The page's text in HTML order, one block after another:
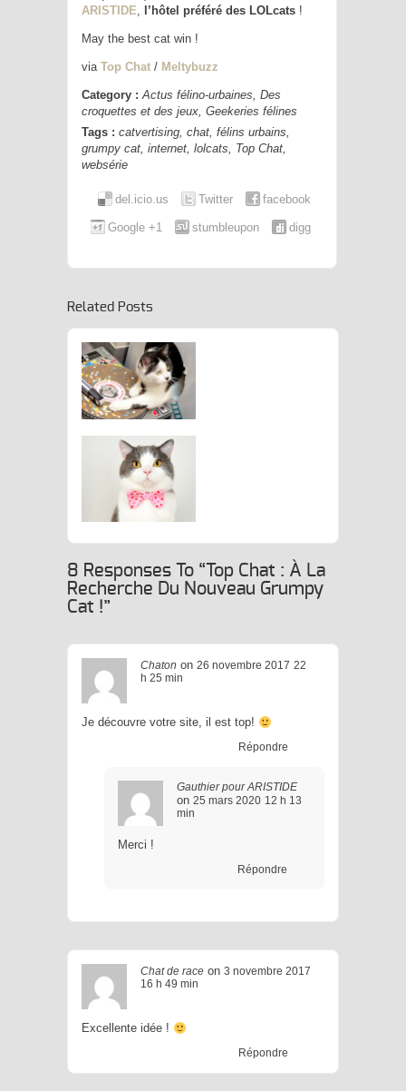
ARISTIDE, l’hôtel préféré des LOLcats !
May the best cat win !
via Top Chat / Meltybuzz
Category :Actus félino-urbaines, Des
croquettes et des jeux, Geekeries félines
Tags : catvertising, chat, félins urbains,
grumpy cat, internet, lolcats, Top Chat,
websérie
facebook
Twitter
del.icio.us
digg
stumbleupon
Google +1
Related Posts
ARISTIDE Accueille Son
1000ème Guest
Please Let Me
In Berlin !
8 Responses To “Top Chat : À La
Recherche Du Nouveau Grumpy
Cat !”
Chaton on 26 novembre 2017 22
h 25 min
Je découvre votre site, il est top!
Répondre
Gauthier pour ARISTIDE
on 25 mars 2020 12 h 13
min
Merci !
Répondre
Chat de race on 3 novembre 2017
16 h 49 min
Excellente idée !
Répondre